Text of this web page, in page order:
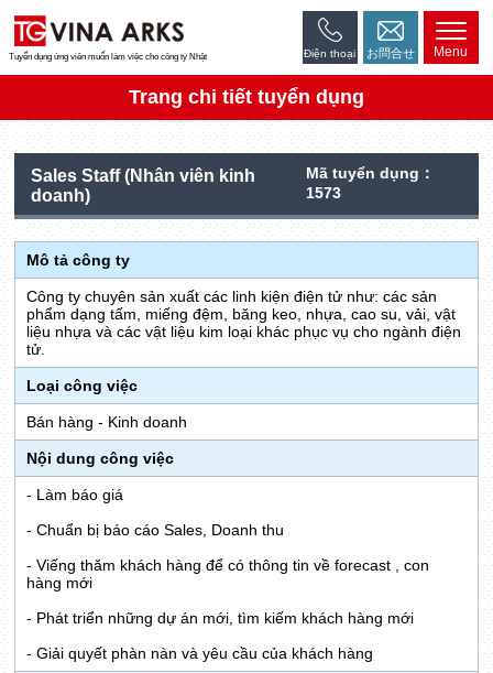
Tuyển dụng ứng viên muốn làm việc cho công ty Nhật Điện thoại お問合せ Menu
Trang chi tiết tuyển dụng
Sales Staff (Nhân viên kinh
doanh)
Mã tuyển dụng：
1573
Mô tả công ty
Công ty chuyên sản xuất các linh kiện điện tử như: các sản
phẩm dạng tấm, miếng đệm, băng keo, nhựa, cao su, vải, vật
liệu nhựa và các vật liệu kim loại khác phục vụ cho ngành điện
tử.
Loại công việc
Bán hàng - Kinh doanh
Nội dung công việc
- Làm báo giá
- Chuẩn bị báo cáo Sales, Doanh thu
- Viếng thăm khách hàng để có thông tin về forecast , con
hàng mới
- Phát triển những dự án mới, tìm kiếm khách hàng mới
- Giải quyết phàn nàn và yêu cầu của khách hàng